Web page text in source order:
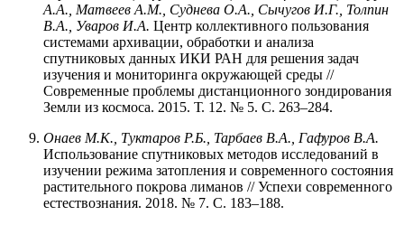
А.А., Матвеев А.М., Суднева О.А., Сычугов И.Г., Толпин
В.А., Уваров И.А. Центр коллективного пользования
системами архивации, обработки и анализа
спутниковых данных ИКИ РАН для решения задач
изучения и мониторинга окружающей среды //
Современные проблемы дистанционного зондирования
Земли из космоса. 2015. Т. 12. № 5. С. 263–284.
Онаев М.К., Туктаров Р.Б., Тарбаев В.А., Гафуров В.А.
Использование спутниковых методов исследований в
изучении режима затопления и современного состояния
растительного покрова лиманов // Успехи современного
естествознания. 2018. № 7. С. 183–188.